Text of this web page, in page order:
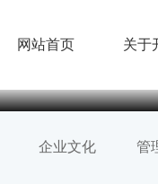
网站首页 关于
企业文化 管